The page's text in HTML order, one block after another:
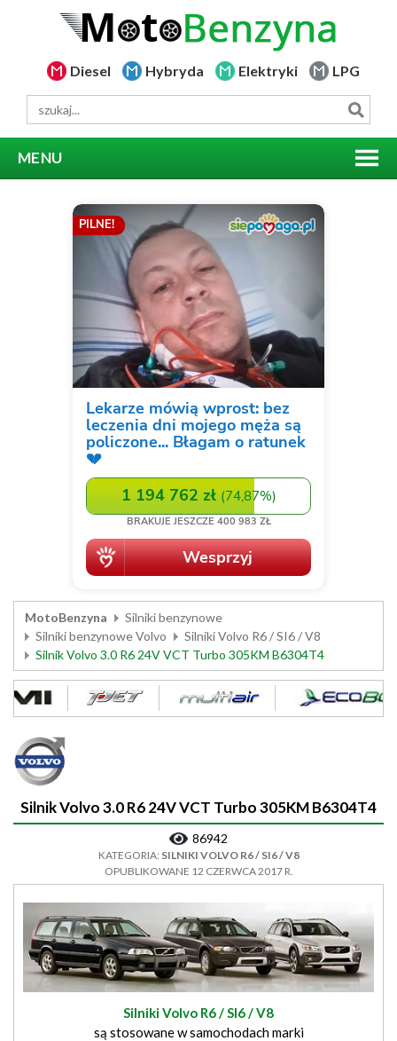
Diesel Hybryda Elektryki LPG
MENU
MotoBenzyna
Silniki benzynowe
Silniki benzynowe Volvo
Silniki Volvo R6 / SI6 / V8
Silnik Volvo 3.0 R6 24V VCT Turbo 305KM B6304T4
Silnik Volvo 3.0 R6 24V VCT Turbo 305KM B6304T4
86942
KATEGORIA: SILNIKI VOLVO R6 / SI6 / V8
OPUBLIKOWANE 12 CZERWCA 2017 R.
Silniki Volvo R6 / SI6 / V8
są stosowane w samochodach marki